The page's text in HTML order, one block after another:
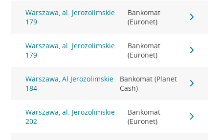
Warszawa, al. Jerozolimskie
179
Bankomat
(Euronet)
Warszawa, al. Jerozolimskie
179
Bankomat
(Euronet)
Warszawa, Al.Jerozolimskie
184
Bankomat (Planet
Cash)
Warszawa, al. Jerozolimskie
202
Bankomat
(Euronet)